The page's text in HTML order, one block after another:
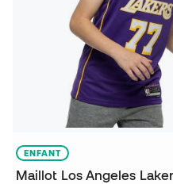
ENFANT